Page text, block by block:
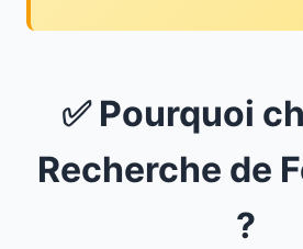
✅ Pourquoi
Recherche de
?